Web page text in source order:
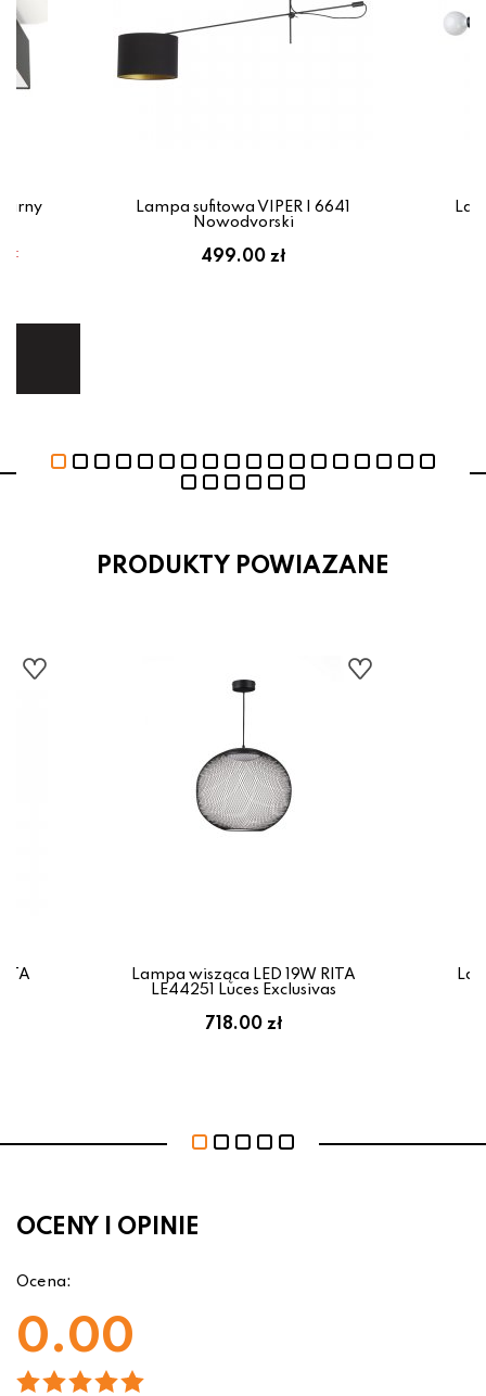
Lampa sufitowa VIPER I 6641
Nowodvorski
499.00 zł
PRODUKTY POWIAZANE
Lampa wisząca LED 19W RITA
LE44251 Luces Exclusivas
718.00 zł
OCENY I OPINIE
Ocena:
0.00